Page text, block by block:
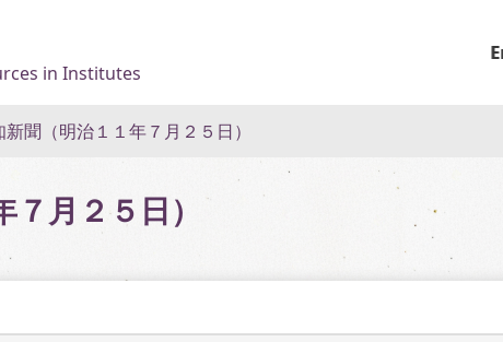
in Institutes
聞（明治１１年７月２５日）
月２５日）